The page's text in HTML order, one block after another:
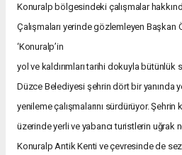
Konuralp bölgesindeki çalışmalar
Çalışmaları yerinde gözlemleyen Başkan
‘Konuralp’in
yol ve kaldırımları tarihi dokuyla bütünlük
Düzce Belediyesi şehrin dört bir yanında
yenileme çalışmalarını sürdürüyor.
üzerinde yerli ve yabancı turistlerin uğrak
Konuralp Antik Kenti ve çevresinde de